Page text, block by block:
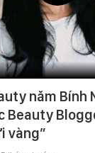
năm Bính
Beauty
vàng”